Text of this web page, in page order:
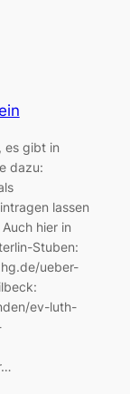
es gibt in
dazu:
lassen
hier in
Stuben:
ueber-
ev-luth-